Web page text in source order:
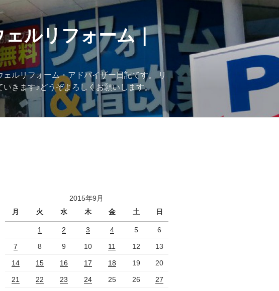
ルリフォーム｜
ルリフォーム・アドバイザー日記です。 リ
きます♪どうぞよろしくお願いします。
2015年9月
月
火 水 木 金 土 日
1 2 3 4 5 6
7 8 9 10 11 12 13
14 15 16 17 18 19 20
21 22 23 24 25 26 27